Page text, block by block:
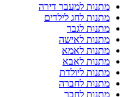
מתנות למעבר דירה
מתנות לחג לילדים
מתנות לגבר
מתנות לאישה
מתנות לאמא
מתנות לאבא
מתנות ליולדת
מתנות לחברה
מתנות לחבר